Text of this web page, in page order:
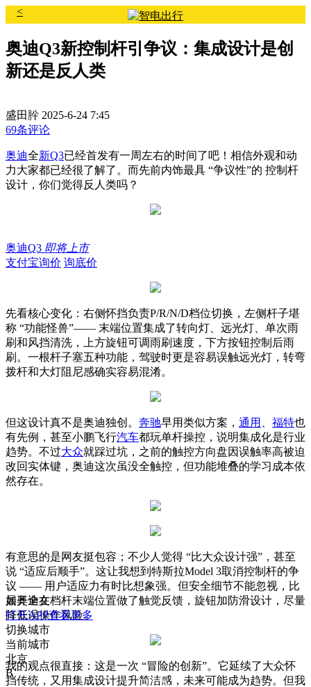
<
奥迪Q3新控制杆引争议：集成设计是创
新还是反人类
盛田肸 2025-6-24 7:45
69条评论
奥迪全新Q3已经首发有一周左右的时间了吧！相信外观和动
力大家都已经很了解了。而先前内饰最具 “争议性”的 控制杆
设计，你们觉得反人类吗？
奥迪Q3 即将上市
支付宝询价 询底价
先看核心变化：右侧怀挡负责P/R/N/D档位切换，左侧杆子堪
称 “功能怪兽”—— 末端位置集成了转向灯、远光灯、单次雨
刷和风挡清洗，上方旋钮可调雨刷速度，下方按钮控制后雨
刷。一根杆子塞五种功能，驾驶时更是容易误触远光灯，转弯
拨杆和大灯阻尼感确实容易混淆。
但这设计真不是奥迪独创。 奔驰早用类似方案， 通用 福特也
有先例，甚至小鹏飞行汽车都玩单杆操控，说明集成化是行业
趋势。不过大众就踩过坑，之前的触控方向盘因误触率高被迫
改回实体键，奥迪这次虽没全触控，但功能堆叠的学习成本依
然存在。
有意思的是网友挺包容；不少人觉得 “比大众设计强”，甚至
说 “适应后顺手”。这让我想到特斯拉Model 3取消控制杆的争
议 —— 用户适应力有时比想象强。但安全细节不能忽视，比
如奥迪在档杆末端位置做了触觉反馈，旋钮加防滑设计，尽量
降低误操作风险。
我的观点很直接：这是一次 “冒险的创新”。它延续了大众怀
挡传统，又用集成设计提升简洁感，未来可能成为趋势。但我
展开全文
打开APP查看更多
切换城市
当前城市
北京
B